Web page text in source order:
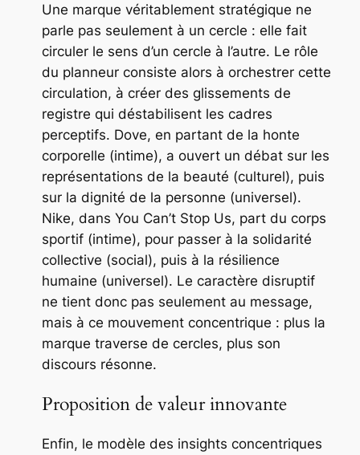
Une marque véritablement stratégique ne
parle pas seulement à un cercle : elle fait
circuler le sens d’un cercle à l’autre. Le rôle
du planneur consiste alors à orchestrer cette
circulation, à créer des glissements de
registre qui déstabilisent les cadres
perceptifs. Dove, en partant de la honte
corporelle (intime), a ouvert un débat sur les
représentations de la beauté (culturel), puis
sur la dignité de la personne (universel).
Nike, dans You Can’t Stop Us, part du corps
sportif (intime), pour passer à la solidarité
collective (social), puis à la résilience
humaine (universel). Le caractère disruptif
ne tient donc pas seulement au message,
mais à ce mouvement concentrique : plus la
marque traverse de cercles, plus son
discours résonne.
Proposition de valeur innovante
Enfin, le modèle des insights concentriques